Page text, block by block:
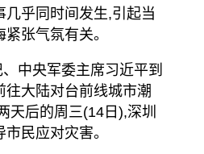
乎同时间发生,引起当
张气氛有关。
中央军委主席习近平到
大陆对台前线城市潮
天后的周三(14日),深圳
民应对灾害。